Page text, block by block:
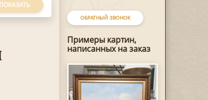
ОБРАТНЫЙ ЗВОНОК
Примеры картин,
написанных на заказ
ПОКАЗАТЬ